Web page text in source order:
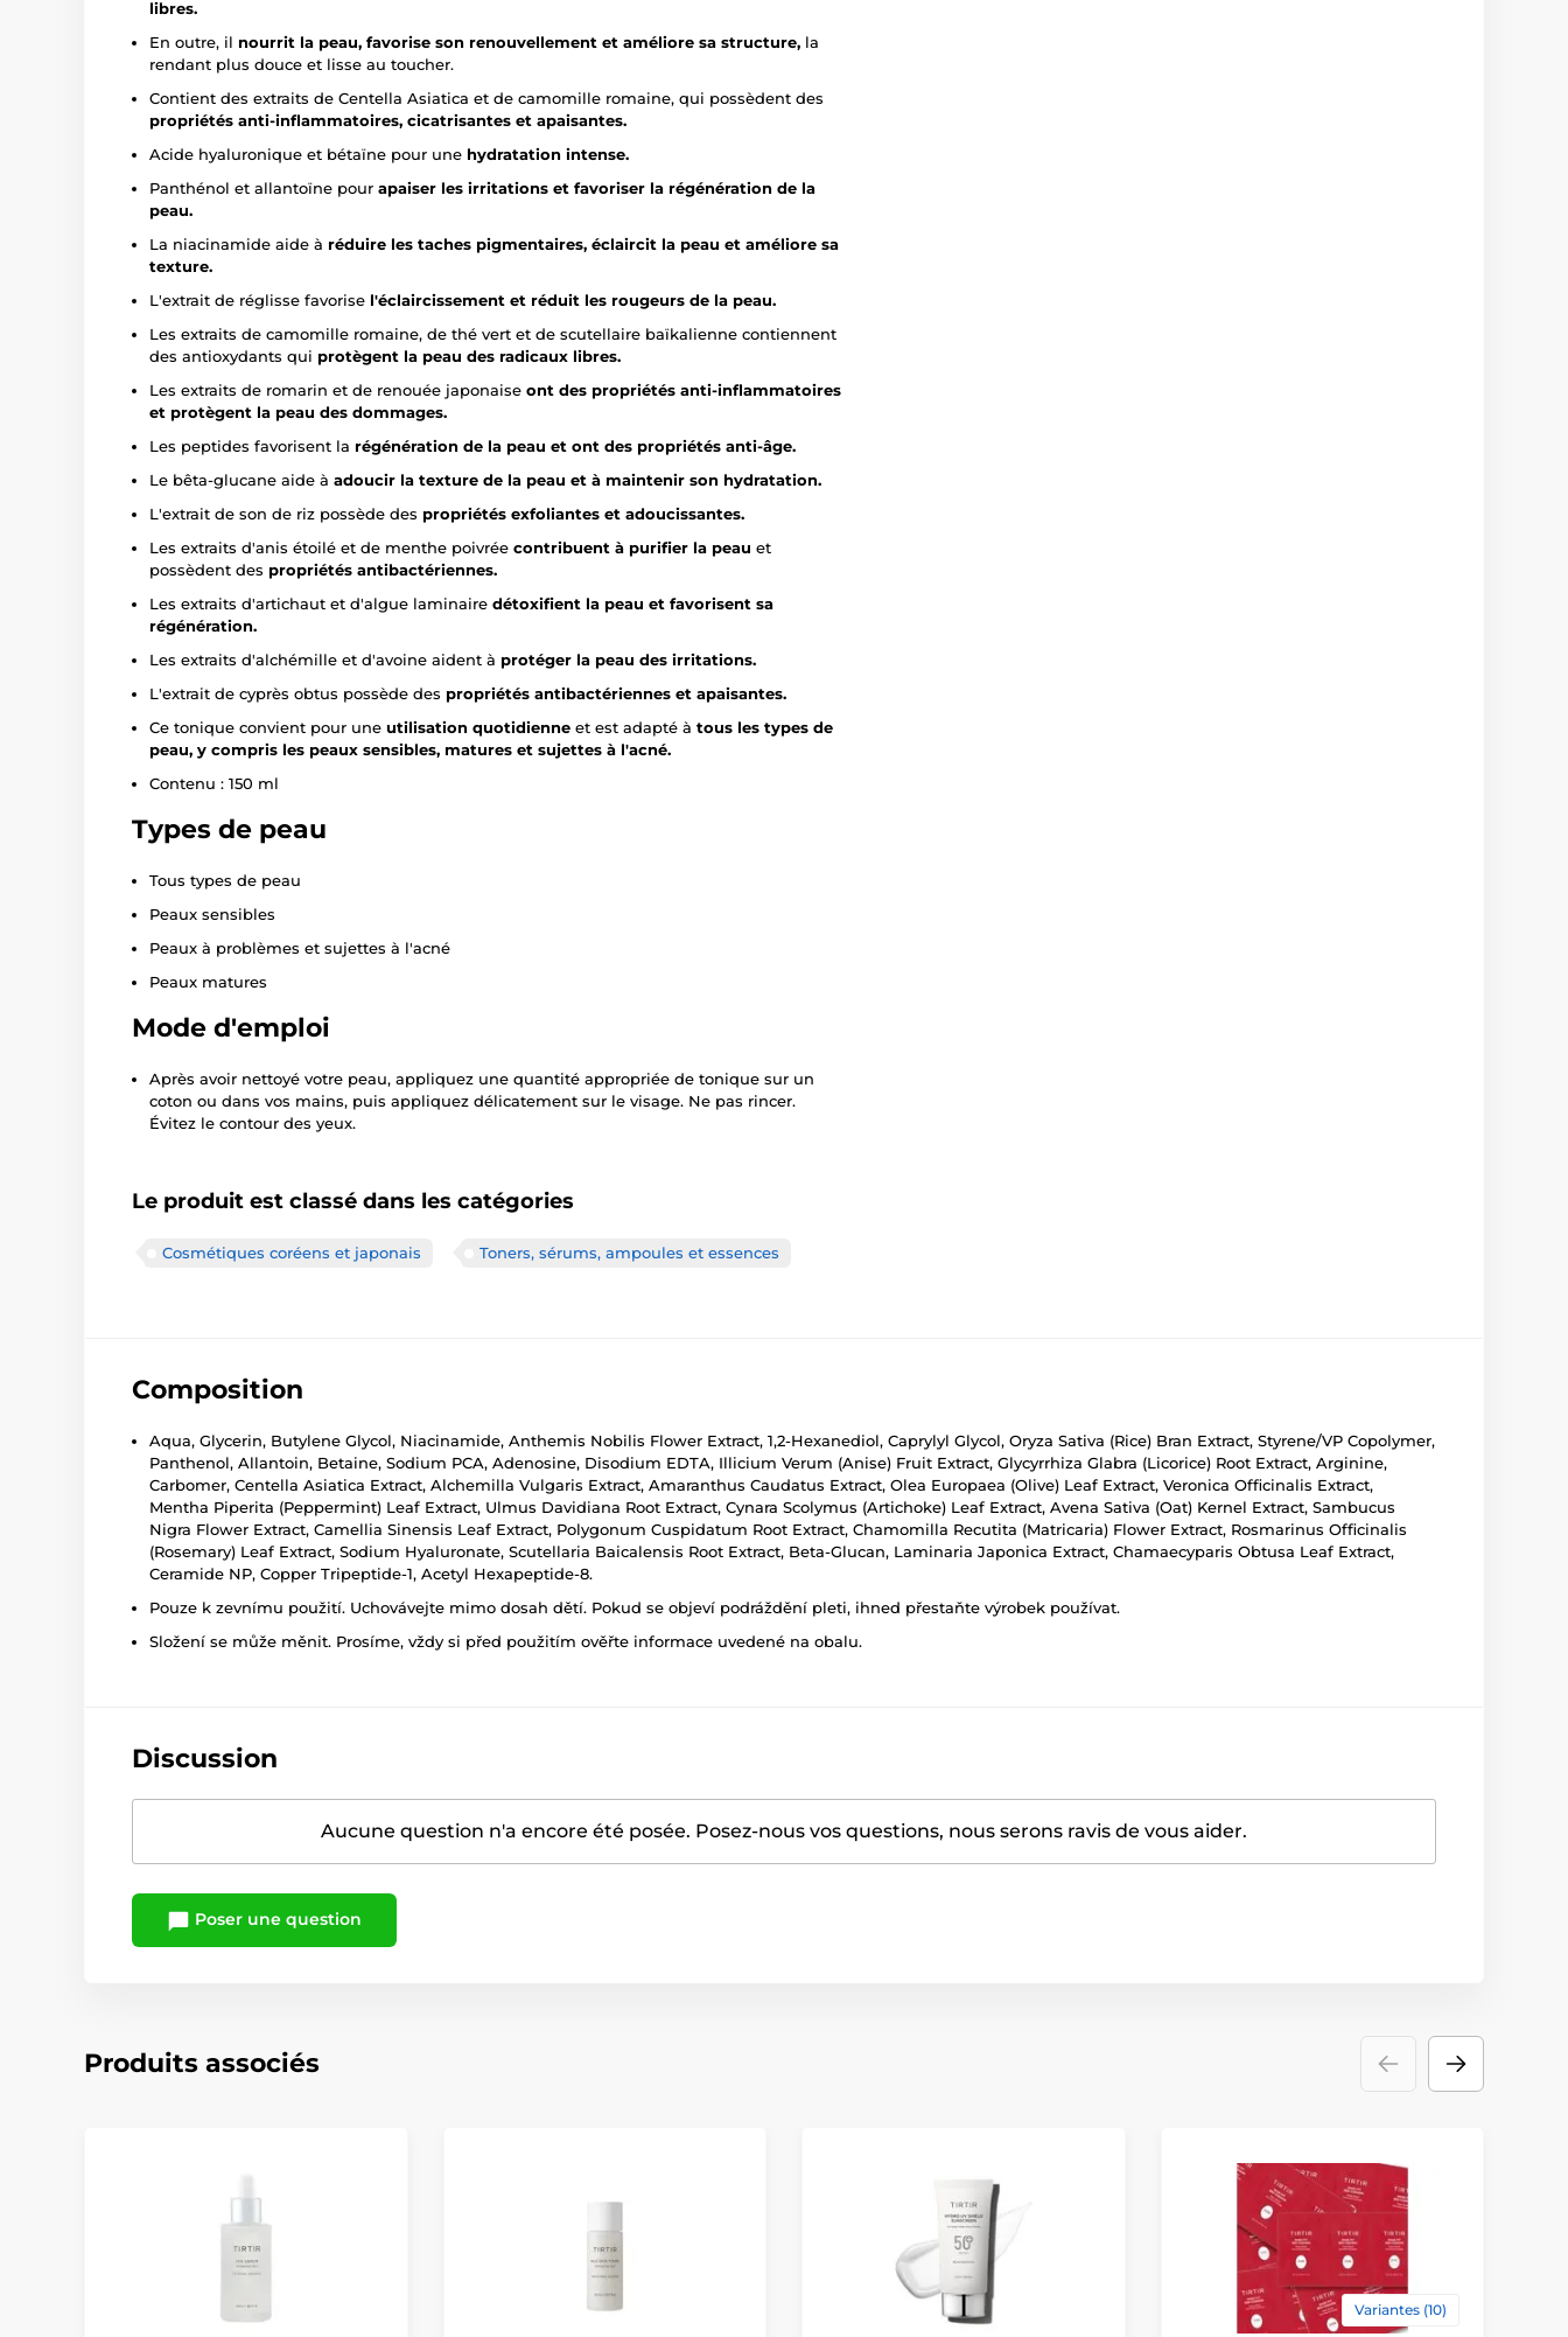
libres.
En outre, il nourrit la peau, favorise son renouvellement et améliore sa structure, la
rendant plus douce et lisse au toucher.
Contient des extraits de Centella Asiatica et de camomille romaine, qui possèdent des
propriétés anti-inflammatoires, cicatrisantes et apaisantes.
Acide hyaluronique et bétaïne pour une hydratation intense.
Panthénol et allantoïne pour apaiser les irritations et favoriser la régénération de la
peau.
La niacinamide aide à réduire les taches pigmentaires, éclaircit la peau et améliore sa
texture.
L'extrait de réglisse favorise l'éclaircissement et réduit les rougeurs de la peau.
Les extraits de camomille romaine, de thé vert et de scutellaire baïkalienne contiennent
des antioxydants qui protègent la peau des radicaux libres.
Les extraits de romarin et de renouée japonaise ont des propriétés anti-inflammatoires
et protègent la peau des dommages.
Les peptides favorisent la régénération de la peau et ont des propriétés anti-âge.
Le bêta-glucane aide à adoucir la texture de la peau et à maintenir son hydratation.
L'extrait de son de riz possède des propriétés exfoliantes et adoucissantes.
Les extraits d'anis étoilé et de menthe poivrée contribuent à purifier la peau et
possèdent des propriétés antibactériennes.
Les extraits d'artichaut et d'algue laminaire détoxifient la peau et favorisent sa
régénération.
Les extraits d'alchémille et d'avoine aident à protéger la peau des irritations.
L'extrait de cyprès obtus possède des propriétés antibactériennes et apaisantes.
Ce tonique convient pour une utilisation quotidienne et est adapté à tous les types de
peau, y compris les peaux sensibles, matures et sujettes à l'acné.
Contenu : 150 ml
Types de peau
Tous types de peau
Peaux sensibles
Peaux à problèmes et sujettes à l'acné
Peaux matures
Mode d'emploi
Après avoir nettoyé votre peau, appliquez une quantité appropriée de tonique sur un
coton ou dans vos mains, puis appliquez délicatement sur le visage. Ne pas rincer.
Évitez le contour des yeux.
Le produit est classé dans les catégories
Cosmétiques coréens et japonais Toners, sérums, ampoules et essences
Composition
Aqua, Glycerin, Butylene Glycol, Niacinamide, Anthemis Nobilis Flower Extract, 1,2-Hexanediol, Caprylyl Glycol, Oryza Sativa (Rice) Bran Extract, Styrene/VP Copolymer,
Panthenol, Allantoin, Betaine, Sodium PCA, Adenosine, Disodium EDTA, Illicium Verum (Anise) Fruit Extract, Glycyrrhiza Glabra (Licorice) Root Extract, Arginine,
Carbomer, Centella Asiatica Extract, Alchemilla Vulgaris Extract, Amaranthus Caudatus Extract, Olea Europaea (Olive) Leaf Extract, Veronica Officinalis Extract,
Mentha Piperita (Peppermint) Leaf Extract, Ulmus Davidiana Root Extract, Cynara Scolymus (Artichoke) Leaf Extract, Avena Sativa (Oat) Kernel Extract, Sambucus
Nigra Flower Extract, Camellia Sinensis Leaf Extract, Polygonum Cuspidatum Root Extract, Chamomilla Recutita (Matricaria) Flower Extract, Rosmarinus Officinalis
(Rosemary) Leaf Extract, Sodium Hyaluronate, Scutellaria Baicalensis Root Extract, Beta-Glucan, Laminaria Japonica Extract, Chamaecyparis Obtusa Leaf Extract,
Ceramide NP, Copper Tripeptide-1, Acetyl Hexapeptide-8.
Pouze k zevnímu použití. Uchovávejte mimo dosah dětí. Pokud se objeví podráždění pleti, ihned přestaňte výrobek používat.
Složení se může měnit. Prosíme, vždy si před použitím ověřte informace uvedené na obalu.
Discussion
Aucune question n'a encore été posée. Posez-nous vos questions, nous serons ravis de vous aider.
Poser une question
Produits associés
Variantes (10)